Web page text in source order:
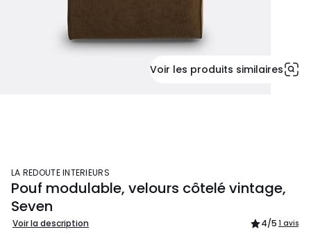
Voir les produits similaires
LA REDOUTE INTERIEURS
Pouf modulable, velours côtelé vintage,
Seven
Voir la description 4/5 1 avis